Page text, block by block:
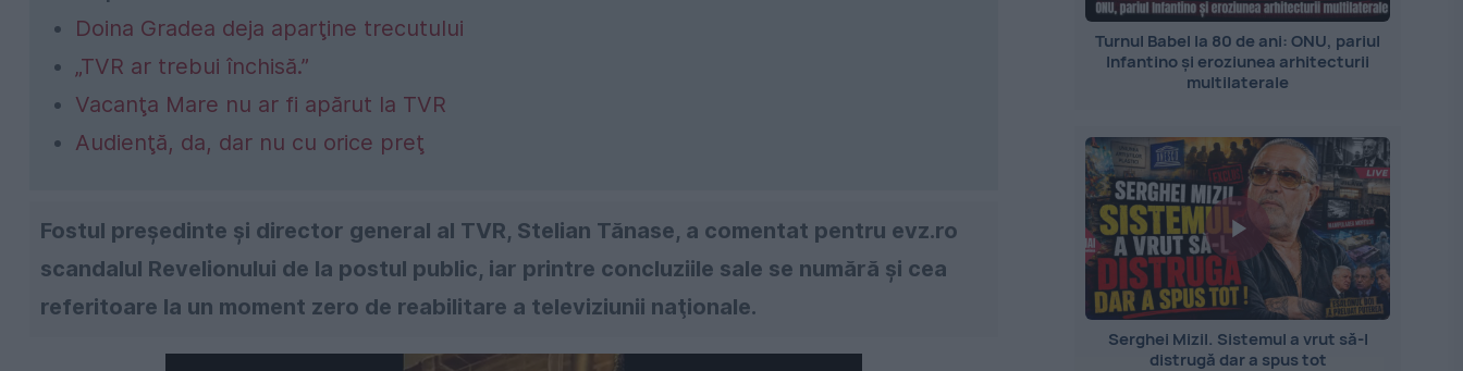
Doina Gradea deja aparţine trecutului
„TVR ar trebui închisă.”
Vacanţa Mare nu ar fi apărut la TVR
Audienţă, da, dar nu cu orice preţ
Fostul preşedinte şi director general al TVR, Stelian Tănase, a comentat pentru evz.ro
scandalul Revelionului de la postul public, iar printre concluziile sale se numără şi cea
referitoare la un moment zero de reabilitare a televiziunii naţionale.
Turnul Babel la 80 de ani: ONU, pariul
Infantino și eroziunea arhitecturii
multilaterale
Serghei Mizil. Sistemul a vrut să-l
distrugă dar a spus tot